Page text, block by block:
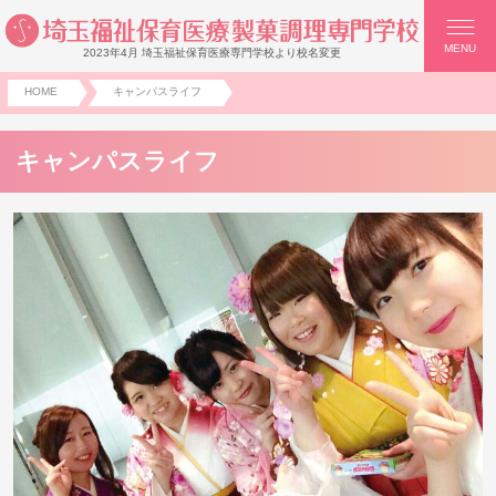
2023年4月 埼玉福祉保育医療専門学校より校名変更 MENU
HOME キャンパスライフ
キャンパスライフ